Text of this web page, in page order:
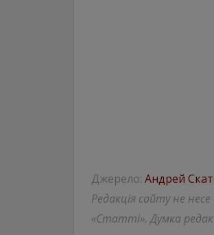
Джерело: Андрей
Редакція сайту не
«Статті». Думка